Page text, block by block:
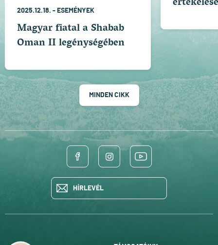
2025.12.18. - ESEMÉNYEK
Magyar fiatal a Shabab
Oman II legénységében
MINDEN CIKK
HÍRLEVÉL